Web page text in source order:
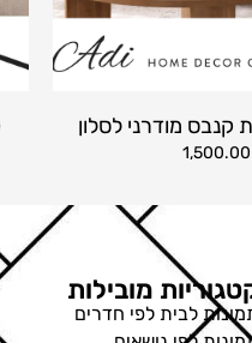
קנבס מודרני לסלון
1,500.00
מובילות
לבית לפי חדרים